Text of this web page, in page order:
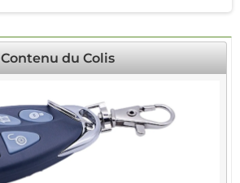
Contenu du Colis